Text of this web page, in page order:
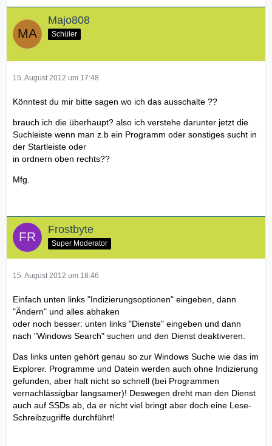
Majo808
Schüler
15. August 2012 um 17:48
Könntest du mir bitte sagen wo ich das ausschalte ??
brauch ich die überhaupt? also ich verstehe darunter jetzt die
Suchleiste wenn man z.b ein Programm oder sonstiges sucht in
der Startleiste oder
in ordnern oben rechts??
Mfg.
Frostbyte
Super Moderator
15. August 2012 um 18:46
Einfach unten links "Indizierungsoptionen" eingeben, dann
"Ändern" und alles abhaken
oder noch besser: unten links "Dienste" eingeben und dann
nach "Windows Search" suchen und den Dienst deaktiveren.
Das links unten gehört genau so zur Windows Suche wie das im
Explorer. Programme und Datein werden auch ohne Indizierung
gefunden, aber halt nicht so schnell (bei Programmen
vernachlässigbar langsamer)! Deswegen dreht man den Dienst
auch auf SSDs ab, da er nicht viel bringt aber doch eine Lese-
Schreibzugriffe durchführt!